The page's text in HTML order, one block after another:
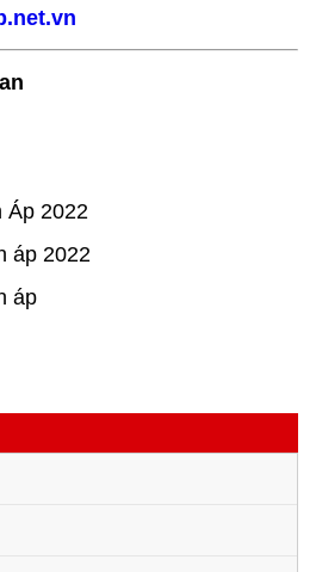
2022
áp 2022
áp